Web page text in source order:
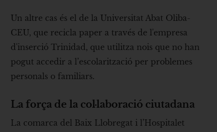
Un altre cas és el de la Universitat Abat Oliba-
CEU, que recicla paper a través de l'empresa
d'inserció Trinidad, que utilitza nois que no han
pogut accedir a l’escolarització per problemes
personals o familiars.
La força de la col·laboració ciutadana
La comarca del Baix Llobregat i l’Hospitalet